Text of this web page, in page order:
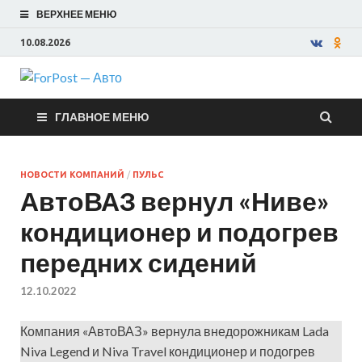
ВЕРХНЕЕ МЕНЮ
10.08.2026
ForPost —
Авто
ГЛАВНОЕ МЕНЮ
НОВОСТИ КОМПАНИЙ / ПУЛЬС
АвтоВАЗ вернул «Ниве»
кондиционер и подогрев
передних сидений
12.10.2022
Компания «АвтоВАЗ» вернула внедорожникам Lada
Niva Legend и Niva Travel кондиционер и подогрев